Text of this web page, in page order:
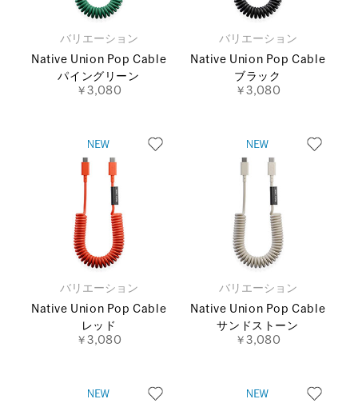
バリエーション
Native Union Pop Cable
パイングリーン
￥3,080
バリエーション
Native Union Pop Cable
ブラック
￥3,080
バリエーション
Native Union Pop Cable
レッド
￥3,080
バリエーション
Native Union Pop Cable
サンドストーン
￥3,080